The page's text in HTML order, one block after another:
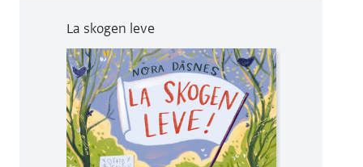
La skogen leve